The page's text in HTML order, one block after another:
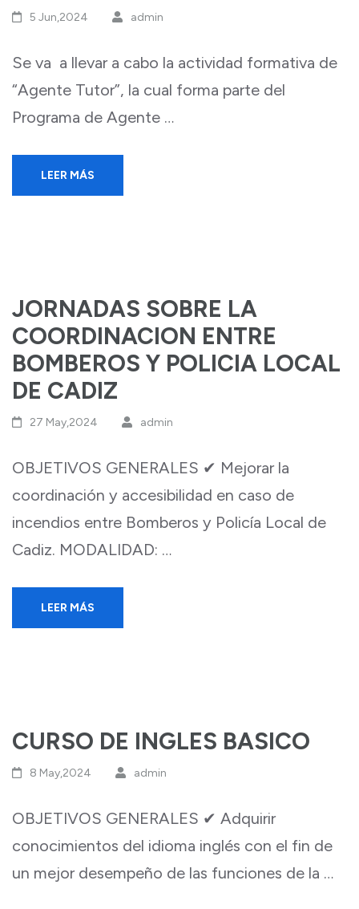
5 Jun,2024 admin
Se va a llevar a cabo la actividad formativa de
“Agente Tutor”, la cual forma parte del
Programa de Agente …
LEER MÁS
JORNADAS SOBRE LA
COORDINACION ENTRE
BOMBEROS Y POLICIA LOCAL
DE CADIZ
27 May,2024 admin
OBJETIVOS GENERALES ✔ Mejorar la
coordinación y accesibilidad en caso de
incendios entre Bomberos y Policía Local de
Cadiz. MODALIDAD: …
LEER MÁS
CURSO DE INGLES BASICO
8 May,2024 admin
OBJETIVOS GENERALES ✔ Adquirir
conocimientos del idioma inglés con el fin de
un mejor desempeño de las funciones de la …